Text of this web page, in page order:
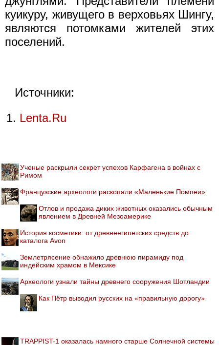
куикуру, живущего в верховьях Шингу,
являются потомками жителей этих
поселений.
Источники:
Lenta.Ru
Ученые раскрыли секрет успехов Карфагена в войнах с
Римом
Французские археологи раскопали «Маленькие Помпеи»
Отлов и продажа диких животных оказались обычным
явлением в Древней Мезоамерике
История косметики: от древнеегипетских средств до
каталога Avon
Землетрясение обнажило древнюю пирамиду под
индейским храмом в Мексике
Археологи узнали тайны древнего сооружения Шотландии
Как Пётр выводил русских на «правильную дорогу»
TRAPPIST-1 оказалась намного старше Солнечной системы